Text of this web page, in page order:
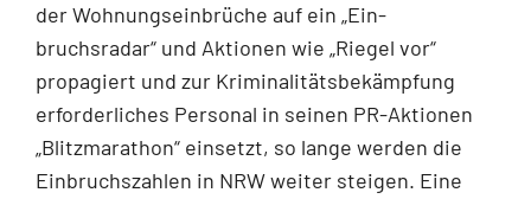
der Wohnungseinbrüche auf ein „Ein­
bruchsradar“ und Aktionen wie „Riegel vor“
propagiert und zur Kriminalitätsbekämpfung
erforderliches Personal in seinen PR-Aktionen
„Blitzmarathon“ einsetzt, so lange werden die
Einbruchszahlen in NRW weiter steigen. Eine